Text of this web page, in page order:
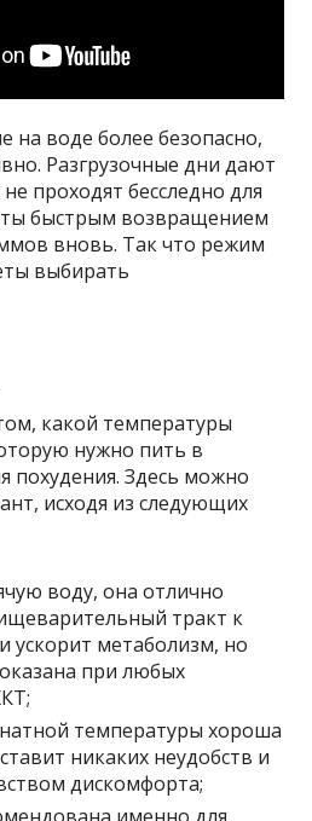
на воде более безопасно,
Разгрузочные дни дают
проходят бесследно для
быстрым возвращением
вновь. Так что режим
выбирать
какой температуры
нужно пить в
похудения. Здесь можно
исходя из следующих
воду, она отлично
тракт к
ускорит метаболизм, но
при любых
температуры хороша
никаких неудобств и
дискомфорта;